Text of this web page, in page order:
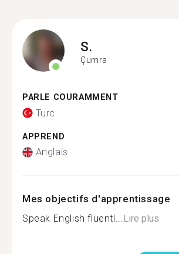
S.
Çumra
PARLE COURAMMENT
Turc
APPREND
Anglais
Mes objectifs d'apprentissage
Speak English fluentl...Lire plus